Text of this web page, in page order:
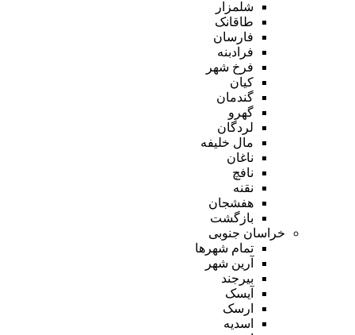
شلمزار
طاقانک
فارسان
فرادبنه
فرخ شهر
کیان
گندمان
گهرو
لردگان
مال خلیفه
ناغان
نافچ
نقنه
هفشجان
بازگشت
خراسان جنوبی
تمام شهر‌ها
آرین شهر
بیرجند
آیسک
ارسک
اسدیه